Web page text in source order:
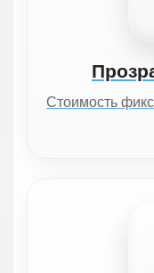
Стоимость